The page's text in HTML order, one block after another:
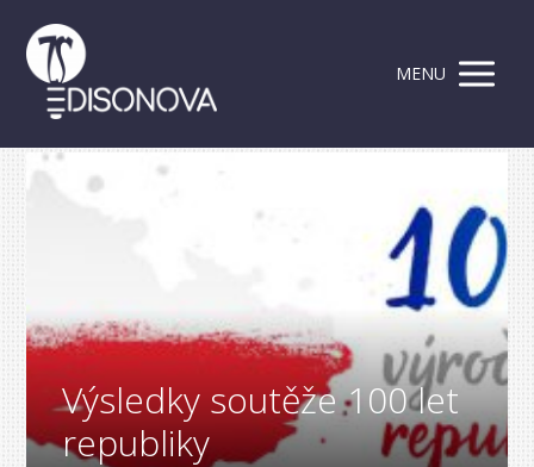
MENU
Výsledky soutěže 100 let
republiky